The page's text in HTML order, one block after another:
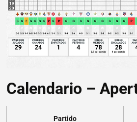
Calendario –
Partido